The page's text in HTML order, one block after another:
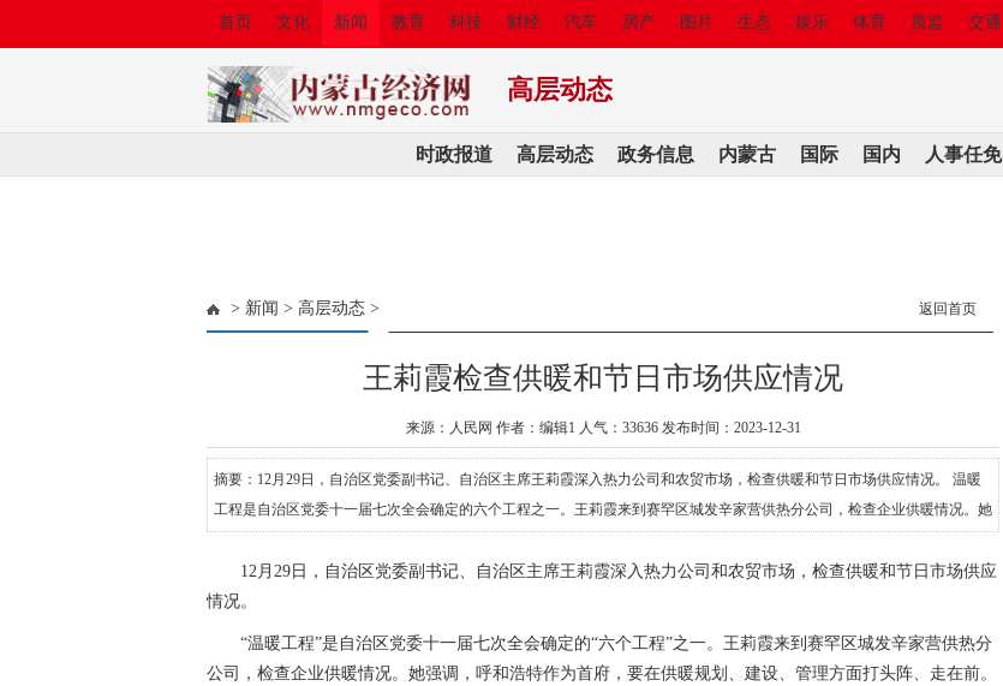
首页 文化 新闻 教育 科技 财经 汽车 房产 图片 生态 娱乐 体育 质监 交通
高层动态
时政报道 高层动态 政务信息 内蒙古 国际 国内 人事任免
> 新闻 > 高层动态 > 返回首页
王莉霞检查供暖和节日市场供应情况
来源：人民网 作者：编辑1 人气： 33636 发布时间：2023-12-31
摘要：12月29日，自治区党委副书记、自治区主席王莉霞深入热力公司和农贸市场，检查供暖和节日市场供应情况。 温暖
工程是自治区党委十一届七次全会确定的六个工程之一。王莉霞来到赛罕区城发辛家营供热分公司，检查企业供暖情况。她
12月29日，自治区党委副书记、自治区主席王莉霞深入热力公司和农贸市场，检查供暖和节日市场供应
情况。
“温暖工程”是自治区党委十一届七次全会确定的“六个工程”之一。王莉霞来到赛罕区城发辛家营供热分
公司，检查企业供暖情况。她强调，呼和浩特作为首府，要在供暖规划、建设、管理方面打头阵、走在前。